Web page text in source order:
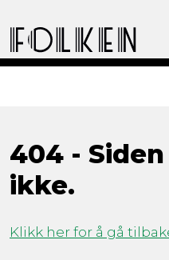
404 -
ikke.
Klikk her for å gå